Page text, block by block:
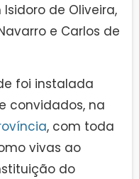
de Oliveira,
e Carlos de
foi instalada
convidados, na
, com toda
vivas ao
do